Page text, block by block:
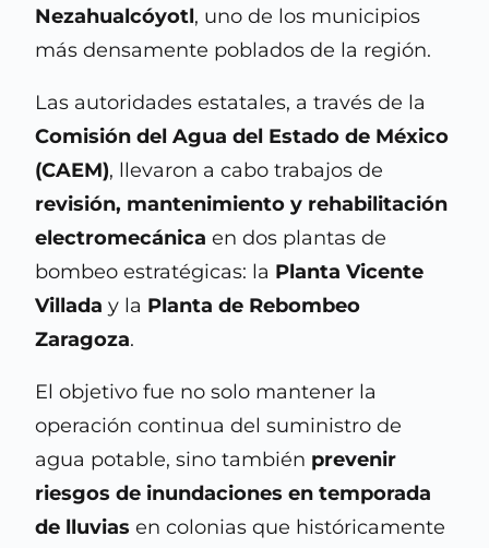
Nezahualcóyotl, uno de los municipios
más densamente poblados de la región.
Las autoridades estatales, a través de la
Comisión del Agua del Estado de México
(CAEM), llevaron a cabo trabajos de
revisión, mantenimiento y rehabilitación
electromecánica en dos plantas de
bombeo estratégicas: la Planta Vicente
Villada y la Planta de Rebombeo
Zaragoza.
El objetivo fue no solo mantener la
operación continua del suministro de
agua potable, sino también prevenir
riesgos de inundaciones en temporada
de lluvias en colonias que históricamente